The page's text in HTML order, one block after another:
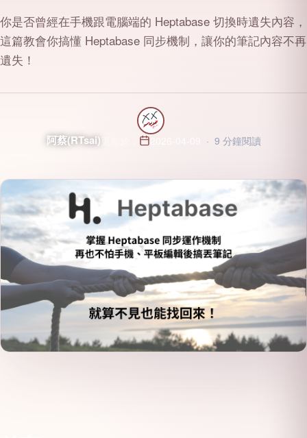
你是否曾經在手機跟電腦端的 Heptabase 切換時遺失內容，
這篇教會你搞懂 Heptabase 同步機制，讓你的筆記內容不再
遺失！
阿蔡(RTsai) 9 分鐘閱讀